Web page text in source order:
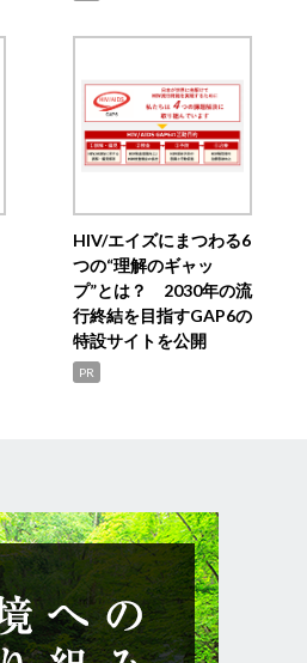
HIV/エイズにまつわる6
つの“理解のギャッ
プ”とは？ 2030年の流
行終結を目指すGAP6の
特設サイトを公開
PR